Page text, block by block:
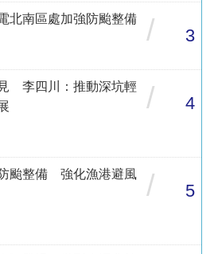
北南區處加強防颱整備
/ 3
李四川：推動深坑輕
/ 4
颱整備 強化漁港避風
/ 5